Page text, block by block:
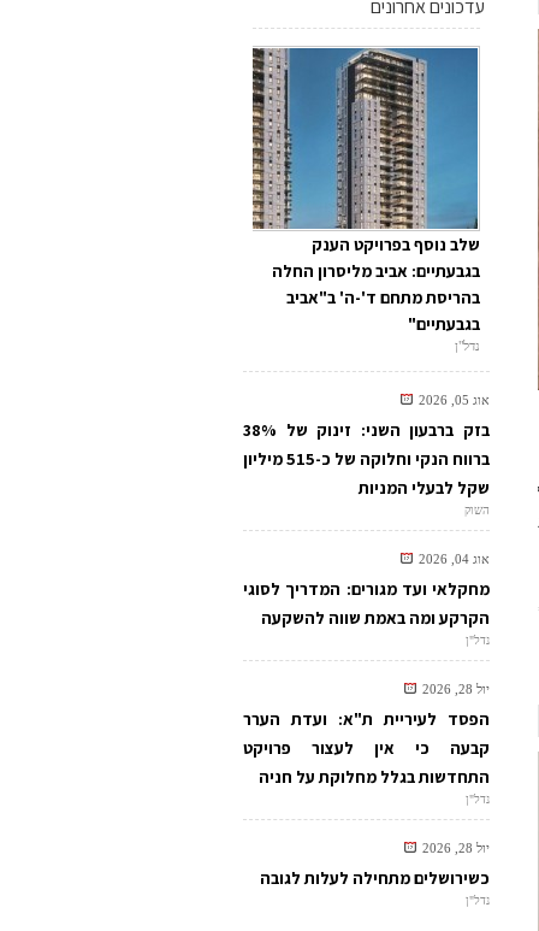
עדכונים אחרונים
שלב נוסף בפרויקט הענק
בגבעתיים: אביב מליסרון החלה
בהריסת מתחם ד'-ה' ב"אביב
בגבעתיים"
נדל"ן
אוג 05, 2026
בזק ברבעון השני: זינוק של 38%
ברווח הנקי וחלוקה של כ-515 מיליון
שקל לבעלי המניות
השוק
אוג 04, 2026
מחקלאי ועד מגורים: המדריך לסוגי
הקרקע ומה באמת שווה להשקעה
נדל"ן
יול 28, 2026
הפסד לעיריית ת"א: ועדת הערר
קבעה כי אין לעצור פרויקט
התחדשות בגלל מחלוקת על חניה
נדל"ן
יול 28, 2026
כשירושלים מתחילה לעלות לגובה
נדל"ן